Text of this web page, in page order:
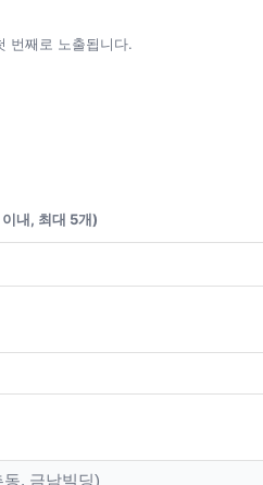
번째로 노출됩니다.
내, 최대 5개)